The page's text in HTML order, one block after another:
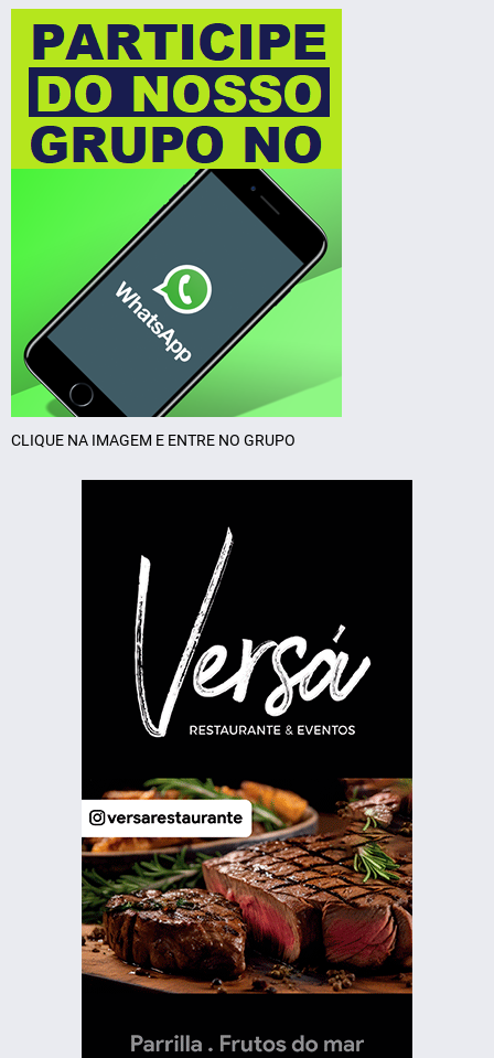
CLIQUE NA IMAGEM E ENTRE NO GRUPO